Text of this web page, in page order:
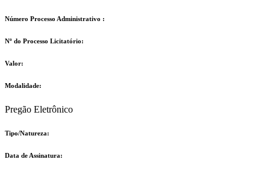
Número Processo Administrativo :
Nº do Processo Licitatório:
Valor:
Modalidade:
Pregão Eletrônico
Tipo/Natureza:
Data de Assinatura: